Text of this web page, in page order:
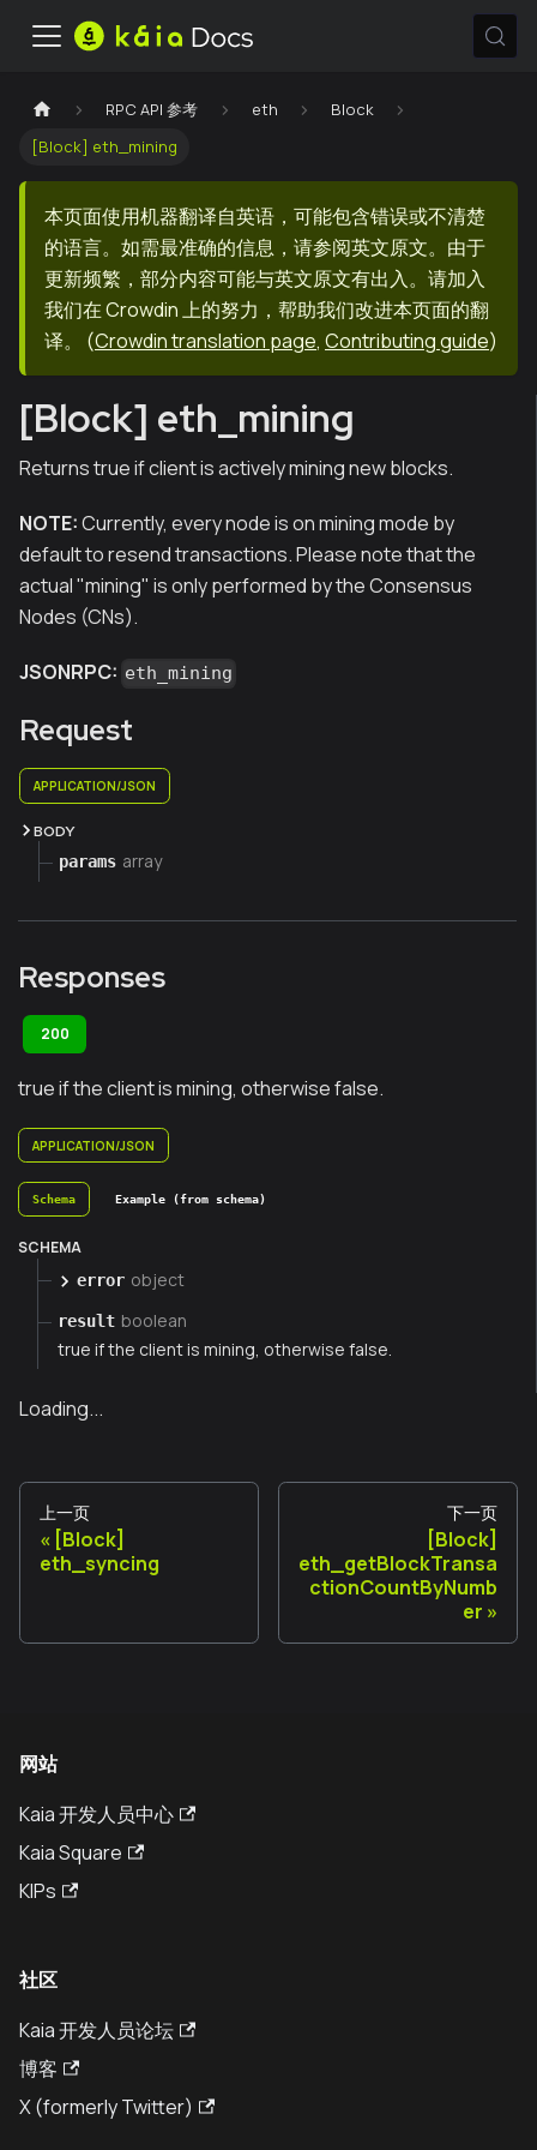
RPC API 参考 eth
Block
[Block] eth_mining
本页面使用机器翻译自英语，可能包含错误或不清楚
的语言。如需最准确的信息，请参阅英文原文。由于
更新频繁，部分内容可能与英文原文有出入。请加入
我们在 Crowdin 上的努力，帮助我们改进本页面的翻
译。
(Crowdin translation page, Contributing guide)
[Block] eth_mining
Returns true if client is actively mining new blocks.
NOTE:Currently, every node is on mining mode by
default to resend transactions. Please note that the
actual "mining" is only performed by the Consensus
Nodes (CNs).
JSONRPC: eth_mining
Request
APPLICATION/JSON
BODY
params array
Responses
200
true if the client is mining, otherwise false.
APPLICATION/JSON
Schema Example (from schema)
SCHEMA
error object
result boolean
true if the client is mining, otherwise false.
Loading...
上一页
[Block]
eth_syncing
下一页
[Block]
eth_getBlockTransa
ctionCountByNumb
er
网站
Kaia 开发人员中心
Kaia Square
KIPs
社区
Kaia 开发人员论坛
博客
X (formerly Twitter)